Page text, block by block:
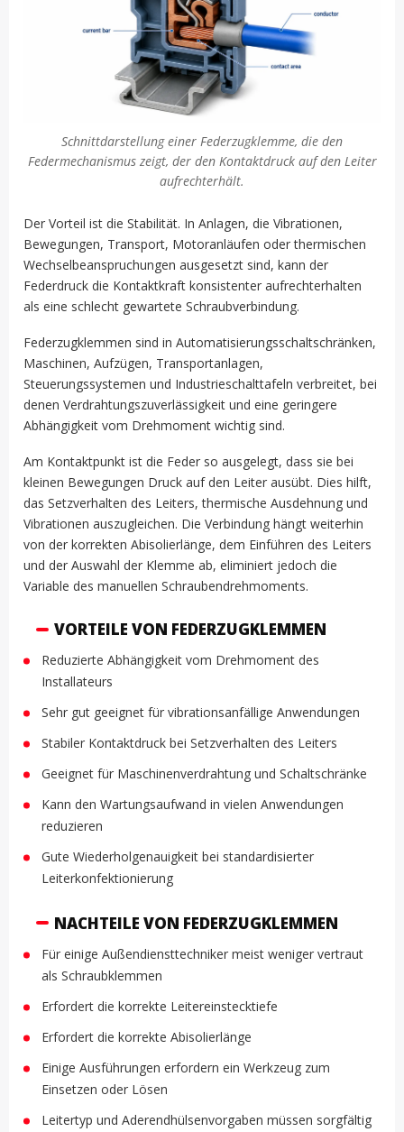
Schnittdarstellung einer Federzugklemme, die den
Federmechanismus zeigt, der den Kontaktdruck auf den Leiter
aufrechterhält.
Der Vorteil ist die Stabilität. In Anlagen, die Vibrationen,
Bewegungen, Transport, Motoranläufen oder thermischen
Wechselbeanspruchungen ausgesetzt sind, kann der
Federdruck die Kontaktkraft konsistenter aufrechterhalten
als eine schlecht gewartete Schraubverbindung.
Federzugklemmen sind in Automatisierungsschaltschränken,
Maschinen, Aufzügen, Transportanlagen,
Steuerungssystemen und Industrieschalttafeln verbreitet, bei
denen Verdrahtungszuverlässigkeit und eine geringere
Abhängigkeit vom Drehmoment wichtig sind.
Am Kontaktpunkt ist die Feder so ausgelegt, dass sie bei
kleinen Bewegungen Druck auf den Leiter ausübt. Dies hilft,
das Setzverhalten des Leiters, thermische Ausdehnung und
Vibrationen auszugleichen. Die Verbindung hängt weiterhin
von der korrekten Abisolierlänge, dem Einführen des Leiters
und der Auswahl der Klemme ab, eliminiert jedoch die
Variable des manuellen Schraubendrehmoments.
VORTEILE VON FEDERZUGKLEMMEN
Reduzierte Abhängigkeit vom Drehmoment des
Installateurs
Sehr gut geeignet für vibrationsanfällige Anwendungen
Stabiler Kontaktdruck bei Setzverhalten des Leiters
Geeignet für Maschinenverdrahtung und Schaltschränke
Kann den Wartungsaufwand in vielen Anwendungen
reduzieren
Gute Wiederholgenauigkeit bei standardisierter
Leiterkonfektionierung
NACHTEILE VON FEDERZUGKLEMMEN
Für einige Außendiensttechniker meist weniger vertraut
als Schraubklemmen
Erfordert die korrekte Leitereinstecktiefe
Erfordert die korrekte Abisolierlänge
Einige Ausführungen erfordern ein Werkzeug zum
Einsetzen oder Lösen
Leitertyp und Aderendhülsenvorgaben müssen sorgfältig